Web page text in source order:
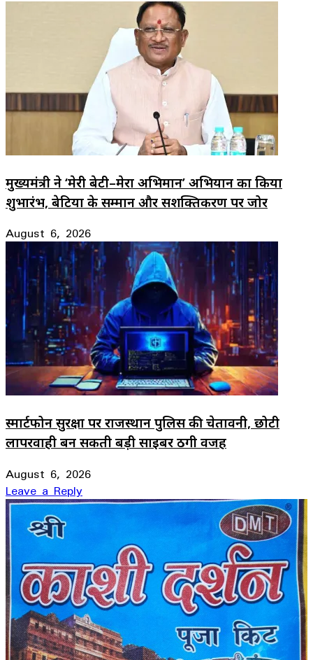
मुख्यमंत्री ने ‘मेरी बेटी–मेरा अभिमान’ अभियान का किया
शुभारंभ, बेटियों के सम्मान और सशक्तिकरण पर जोर
August 6, 2026
स्मार्टफोन सुरक्षा पर राजस्थान पुलिस की चेतावनी, छोटी
लापरवाही बन सकती बड़ी साइबर ठगी वजह
August 6, 2026
Leave a Reply